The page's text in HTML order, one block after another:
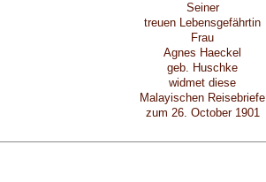
Seiner
treuen Lebensgefährtin
Frau
Agnes Haeckel
geb. Huschke
widmet diese
Malayischen Reisebriefe
zum 26. October 1901